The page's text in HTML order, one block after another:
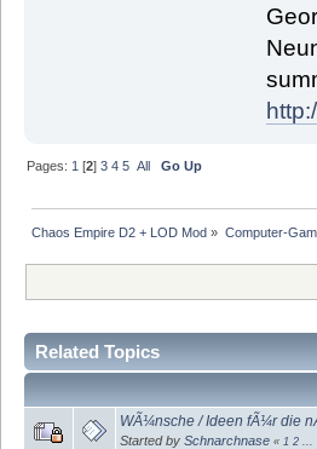
Pages: 1 [2]3 4 5 All Go Up
Chaos Empire D2 + LOD Mod » Computer-
Related Topics
WÃ¼nsche / Ideen fÃ¼r die
Started by Schnarchnase « 1 2